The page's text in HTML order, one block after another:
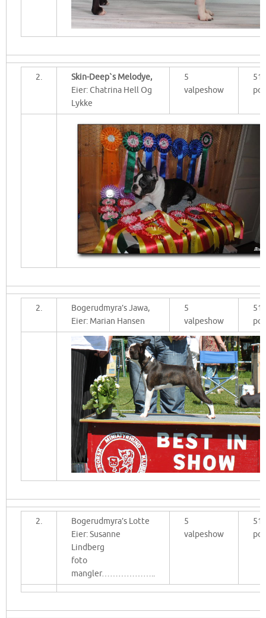
2.
Skin-Deep`s Melodye,
Eier: Chatrina Hell Og
Lykke
5
valpeshow
51
2.
Bogerudmyra’s Jawa,
Eier: Marian Hansen
5
valpeshow
51
2.
Bogerudmyra’s Lotte
Eier: Susanne
Lindberg
foto
mangler………………..
5
valpeshow
51